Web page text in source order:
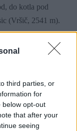
third parties, or
for
below opt-out
that after your
seeing
do kotla pod
(Vršič, 2541 m).
(2587 m), na
si, čo ma čaká.